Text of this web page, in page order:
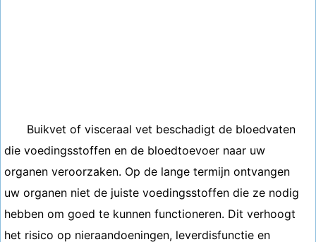
Buikvet of visceraal vet beschadigt de bloedvaten
die voedingsstoffen en de bloedtoevoer naar uw
organen veroorzaken. Op de lange termijn ontvangen
uw organen niet de juiste voedingsstoffen die ze nodig
hebben om goed te kunnen functioneren. Dit verhoogt
het risico op nieraandoeningen, leverdisfunctie en